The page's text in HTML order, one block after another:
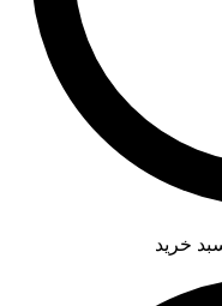
خرید